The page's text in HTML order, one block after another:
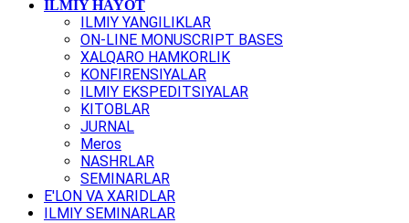
ILMIY HAYOT
ILMIY YANGILIKLAR
ON-LINE MONUSCRIPT BASES
XALQARO HAMKORLIK
KONFIRENSIYALAR
ILMIY EKSPEDITSIYALAR
KITOBLAR
JURNAL
Meros
NASHRLAR
SEMINARLAR
E'LON VA XARIDLAR
ILMIY SEMINARLAR